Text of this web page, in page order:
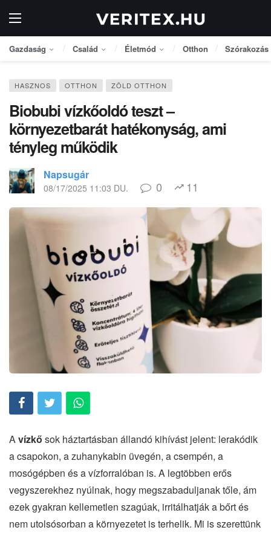
Gazdaság Család Életmód Otthon Szórakozás
HASZNOS OTTHON ZÖLD OTTHON
Biobubi vízkőoldó teszt –
környezetbarát hatékonyság, ami
tényleg működik
Napsugár
08/17/2025 11:03 DU. 0 11
Avízkő sok háztartásban állandó kihívást jelent: lerakódik
a csapokon, a zuhanykabin üvegén, a csempén, a
mosógépben és a vízforralóban is. A legtöbben erős
vegyszerekhez nyúlnak, hogy megszabaduljanak tőle, ám
ezek gyakran kellemetlen szagúak, irritálhatják a bőrt és
nem utolsósorban a környezetet is terhelik. Mi is szerettünk